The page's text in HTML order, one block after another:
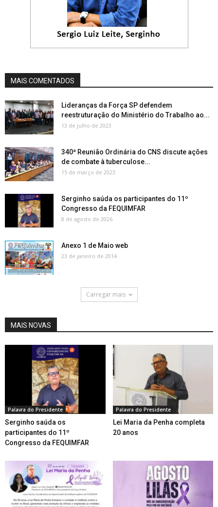
MAIS COMENTADOS
Lideranças da Força SP defendem
reestruturação do Ministério do Trabalho ao...
13 de julho de 2023
340ª Reunião Ordinária do CNS discute ações
de combate à tuberculose...
15 de março de 2023
Serginho saúda os participantes do 11º
Congresso da FEQUIMFAR
8 de agosto de 2026
Anexo 1 de Maio web
23 de janeiro de 2014
Carregar mais
MAIS NOVAS
Palavra do Presidente
Serginho saúda os
participantes do 11º
Congresso da FEQUIMFAR
Palavra do Presidente
Lei Maria da Penha completa
20 anos